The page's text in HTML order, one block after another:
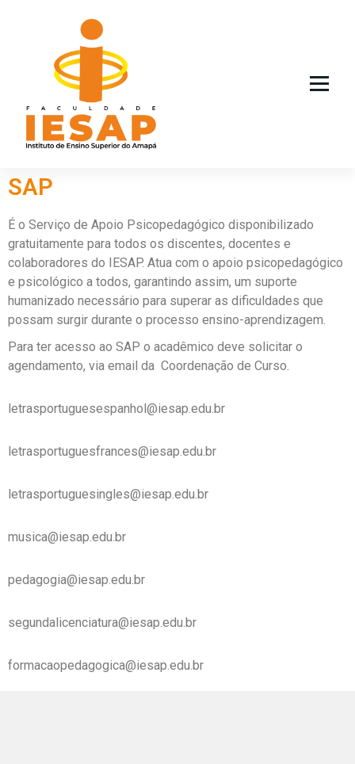
SAP
É o Serviço de Apoio Psicopedagógico disponibilizado
gratuitamente para todos os discentes, docentes e
colaboradores do IESAP. Atua com o apoio psicopedagógico
e psicológico a todos, garantindo assim, um suporte
humanizado necessário para superar as dificuldades que
possam surgir durante o processo ensino-aprendizagem.
Para ter acesso ao SAP o acadêmico deve solicitar o
agendamento, via email da Coordenação de Curso.
letrasportuguesespanhol@iesap.edu.br
letrasportuguesfrances@iesap.edu.br
letrasportuguesingles@iesap.edu.br
musica@iesap.edu.br
pedagogia@iesap.edu.br
segundalicenciatura@iesap.edu.br
formacaopedagogica@iesap.edu.br